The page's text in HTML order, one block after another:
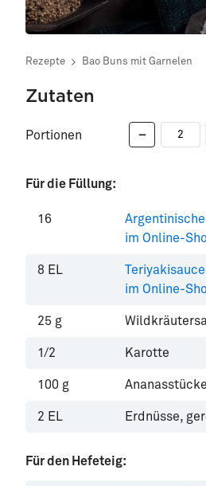
Rezepte Bao Buns mit Garnelen
Zutaten
Portionen
Für die Füllung:
16
im Online-
8 EL
Teriyakisauce
im Online-
25 g
1/2 Karotte
100 g Ananasstücke
2 EL Erdnüsse,
Für den Hefeteig: